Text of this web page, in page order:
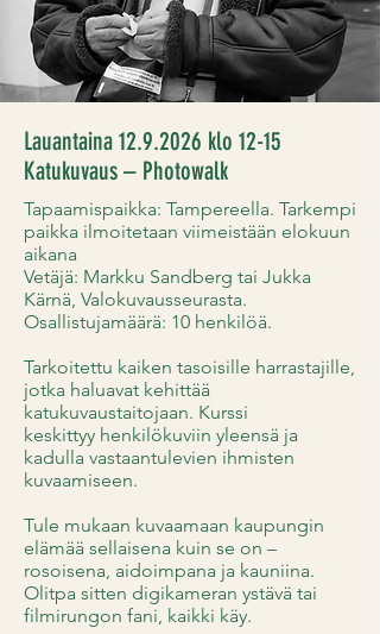
Lauantaina 12.9.2026 klo 12-15
Katukuvaus – Photowalk
Tapaamispaikka: Tampereella. Tarkempi
paikka ilmoitetaan viimeistään elokuun
aikana
Vetäjä: Markku Sandberg tai Jukka
Kärnä, Valokuvausseurasta.
Osallistujamäärä: 10 henkilöä.
Tarkoitettu kaiken tasoisille harrastajille,
jotka haluavat kehittää
katukuvaustaitojaan. Kurssi
keskittyy henkilökuviin yleensä ja
kadulla vastaantulevien ihmisten
kuvaamiseen.
Tule mukaan kuvaamaan kaupungin
elämää sellaisena kuin se on –
rosoisena, aidoimpana ja kauniina.
Olitpa sitten digikameran ystävä tai
filmirungon fani, kaikki käy.